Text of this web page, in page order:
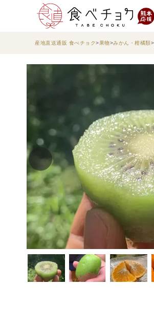
産地直送通販 食べチョク 果物 みかん・柑橘類